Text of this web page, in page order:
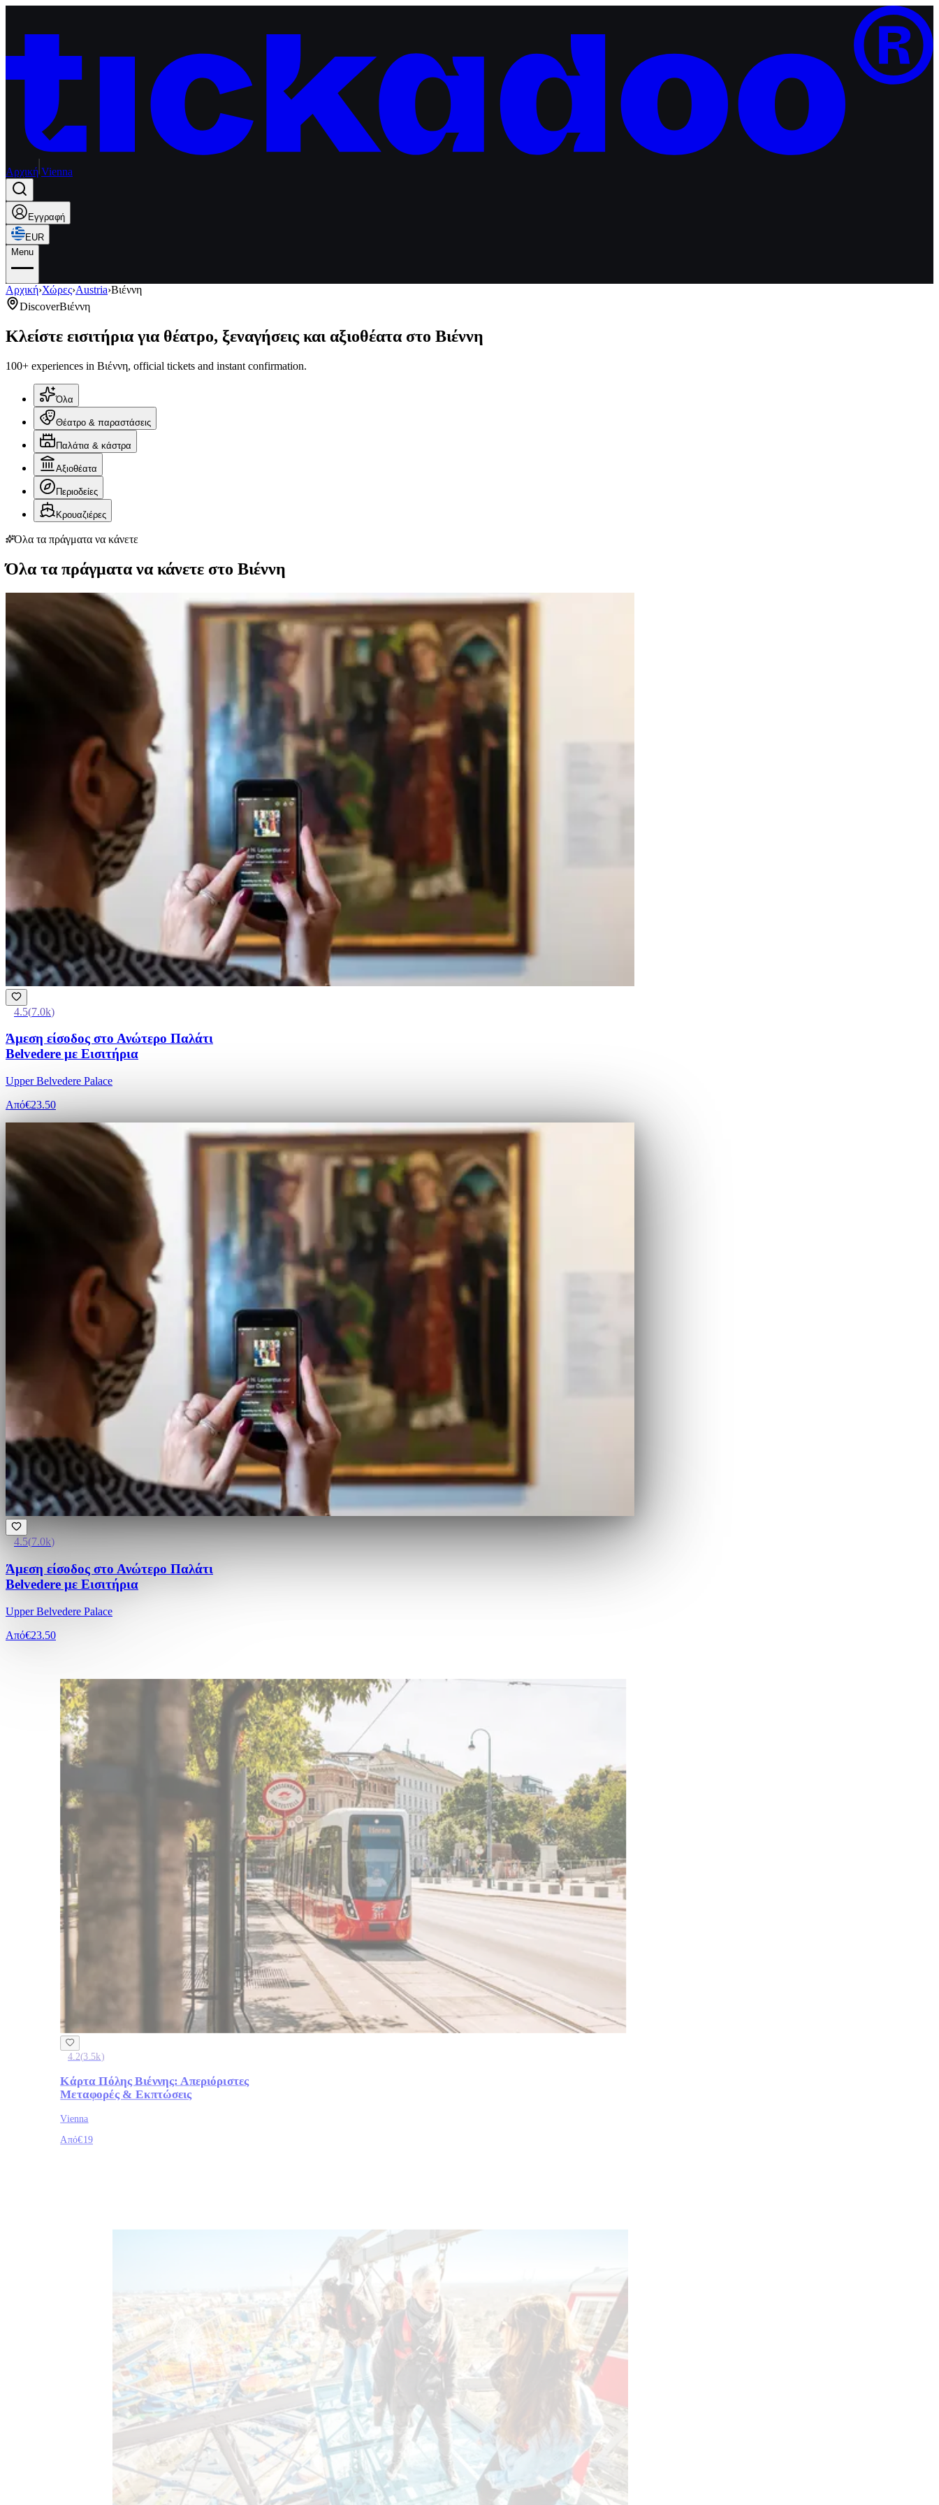
Αρχική Vienna
Εγγραφή
EUR
Menu
Αρχική›Χώρες›Austria›Βιέννη
DiscoverΒιέννη
Κλείστε εισιτήρια για θέατρο, ξεναγήσεις και αξιοθέατα στο Βιέννη
100+ experiences in Βιέννη, official tickets and instant confirmation.
Όλα
Θέατρο & παραστάσεις
Παλάτια & κάστρα
Αξιοθέατα
Περιοδείες
Κρουαζιέρες
Όλα τα πράγματα να κάνετε
Όλα τα πράγματα να κάνετε στο Βιέννη
4.5(7.0k)
Άμεση είσοδος στο Ανώτερο Παλάτι
Belvedere με Εισιτήρια
Upper Belvedere Palace
Από€23.50
4.5(7.0k)
Άμεση είσοδος στο Ανώτερο Παλάτι
Belvedere με Εισιτήρια
Upper Belvedere Palace
Από€23.50
4.2(3.5k)
Κάρτα Πόλης Βιέννης: Απεριόριστες
Μεταφορές & Εκπτώσεις
Vienna
Από€19